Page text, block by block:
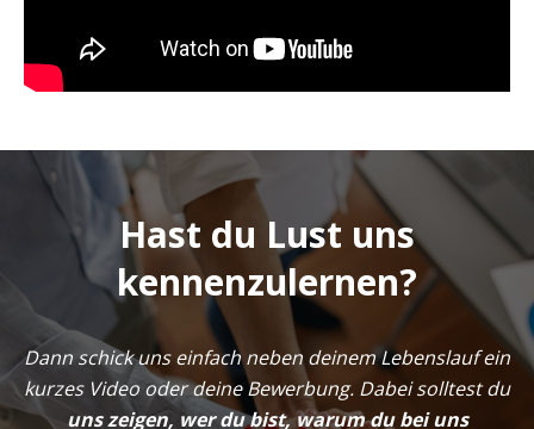
Hast du Lust uns
kennenzulernen?
Dann schick uns einfach neben deinem Lebenslauf ein
kurzes Video oder deine Bewerbung. Dabei solltest du
uns zeigen, wer du bist, warum du bei uns